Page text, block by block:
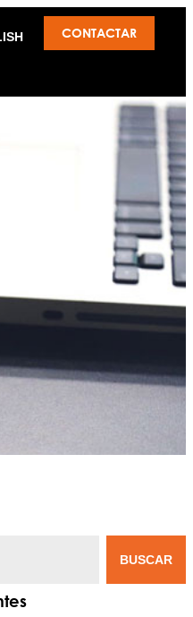
CONTACTAR
BUSCAR